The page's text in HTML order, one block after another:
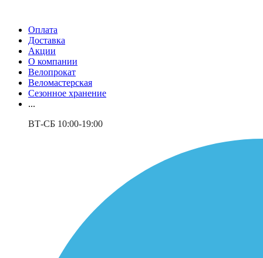
Оплата
Доставка
Акции
О компании
Велопрокат
Веломастерская
Сезонное хранение
...
ВТ-СБ 10:00-19:00